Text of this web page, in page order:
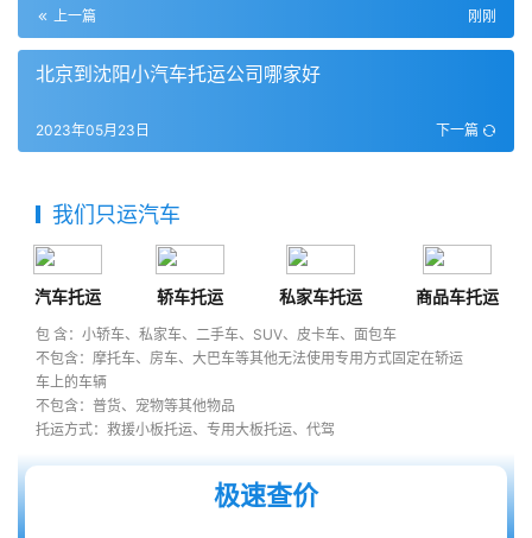
上一篇 刚刚
北京到沈阳小汽车托运公司哪家好
下一篇
2023年05月23日
我们只运汽车
汽车托运 轿车托运 私家车托运 商品车托运
包 含：小轿车、私家车、二手车、SUV、皮卡车、面包车
不包含：摩托车、房车、大巴车等其他无法使用专用方式固定在轿运
车上的车辆
不包含：普货、宠物等其他物品
托运方式：救援小板托运、专用大板托运、代驾
极速查价